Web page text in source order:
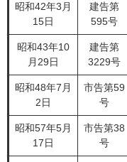
昭和42年3月
15日
建告第
595号
昭和43年10
月29日
建告第
3229号
昭和48年7月
2日
市告第59
号
昭和57年5月
17日
市告第38
号